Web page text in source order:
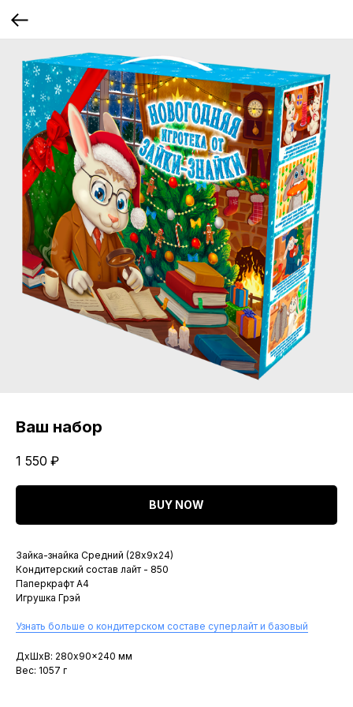
Ваш набор
1 550 ₽
BUY NOW
Зайка-знайка Средний (28х9х24)
Кондитерский состав лайт - 850
Паперкрафт A4
Игрушка Грэй
Узнать больше о кондитерском составе суперлайт и базовый
ДxШxВ: 280x90x240 мм
Вес: 1057 г